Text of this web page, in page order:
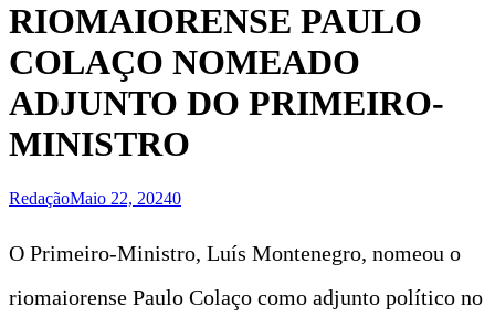
RIOMAIORENSE PAULO
COLAÇO NOMEADO
ADJUNTO DO PRIMEIRO-
MINISTRO
RedaçãoMaio 22, 20240
O Primeiro-Ministro, Luís Montenegro, nomeou o
riomaiorense Paulo Colaço como adjunto político no